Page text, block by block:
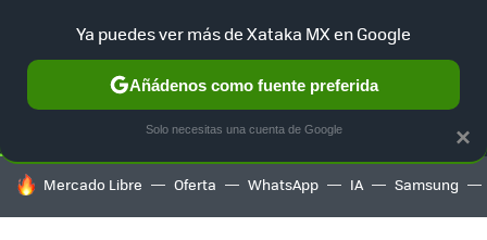
SELECCIÓN GAMING HOME AUTO TERRITORIO
HOY SE HABLA DE
Mercado Libre Oferta WhatsApp IA Samsung
×
Ya puedes ver más de Xataka MX en Google
Añádenos como fuente preferida
Solo necesitas una cuenta de Google